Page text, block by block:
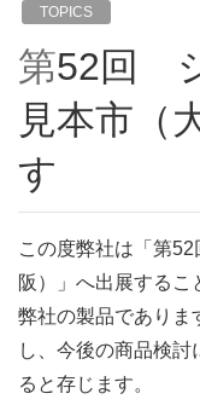
TOPICS
第52回 ジャンボびっくり
見本市（
す
この度弊社は「第
阪）」へ出展するこ
弊社の製品でありま
し、今後の商品検討
ると存じます。